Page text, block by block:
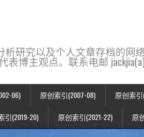
分析研究以及个人文章存档的
博主观点。联系电邮
06) 原创索引(2007-08) 原创索引
引(2019-20) 原创索引(2021-22) 原